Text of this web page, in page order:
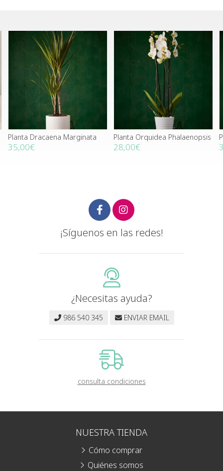
Planta Dracaena Marginata
35,00€
Planta Orquidea Phalaenopsis
28,00€
¡Síguenos en las redes!
¿Necesitas ayuda?
986 540 345 ENVIAR EMAIL
consulta condiciones
NUESTRA TIENDA
Cómo comprar
Quiénes somos